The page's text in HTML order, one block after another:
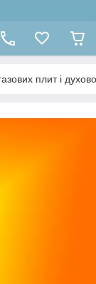
плит і